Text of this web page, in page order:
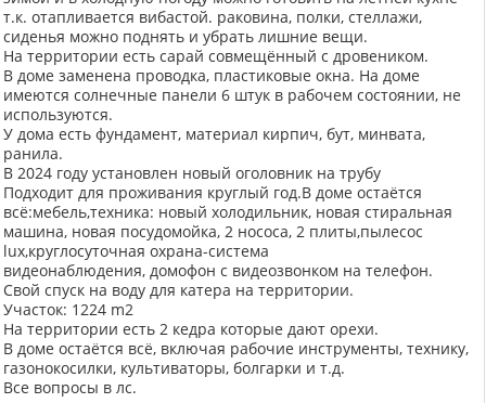
т.к. отапливается вибастой. раковина, полки, стеллажи,
сиденья можно поднять и убрать лишние вещи.
На территории есть сарай совмещённый с дровеником.
В доме заменена проводка, пластиковые окна. На доме
имеются солнечные панели 6 штук в рабочем состоянии, не
используются.
У дома есть фундамент, материал кирпич, бут, минвата,
ранила.
В 2024 году установлен новый оголовник на трубу
Подходит для проживания круглый год.В доме остаётся
всё:мебель,техника: новый холодильник, новая стиральная
машина, новая посудомойка, 2 нососа, 2 плиты,пылесос
lux,круглосуточная охрана-система
видеонаблюдения, домофон с видеозвонком на телефон.
Свой спуск на воду для катера на территории.
Участок: 1224 m2
На территории есть 2 кедра которые дают орехи.
В доме остаётся всё, включая рабочие инструменты, технику,
газонокосилки, культиваторы, болгарки и т.д.
Все вопросы в лс.